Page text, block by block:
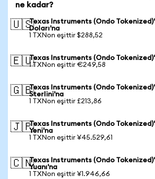
ne kadar?
🇺🇸Texas Instruments (Ondo
Doları'na
1 TXNon eşittir $288,52
🇪🇺Texas Instruments (Ondo
1 TXNon eşittir €249,58
🇬🇧Texas Instruments (Ondo
Sterlini'na
1 TXNon eşittir £213,86
🇯🇵Texas Instruments (Ondo
Yeni'na
1 TXNon eşittir ¥45.529,61
🇨🇳Texas Instruments (Ondo
Yuanı'na
1 TXNon eşittir ¥1.946,66